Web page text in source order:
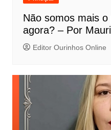
Não somos mais
agora? – Por
Editor Ourinhos Online